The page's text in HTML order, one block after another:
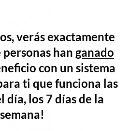
verás exactamente
han ganado
con un sistema
ti que funciona las
día, los 7 días de la
semana!